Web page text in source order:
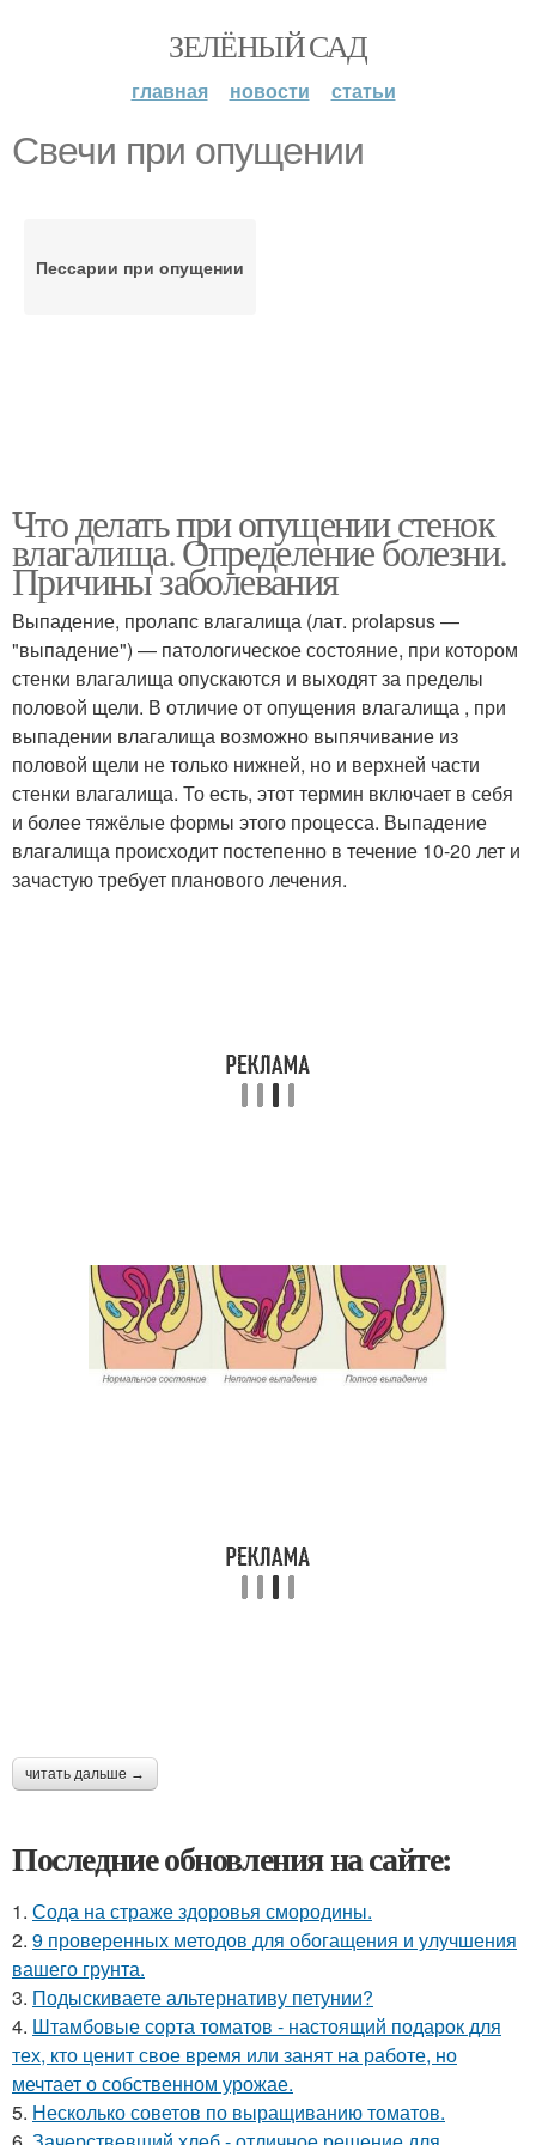
ЗЕЛЁНЫЙ САД
главная новости статьи
Свечи при опущении
Пессарии при опущении
Что делать при опущении стенок
влагалища. Определение болезни.
Причины заболевания
Выпадение, пролапс влагалища (лат. prolapsus —
"выпадение") — патологическое состояние, при котором
стенки влагалища опускаются и выходят за пределы
половой щели. В отличие от опущения влагалища , при
выпадении влагалища возможно выпячивание из
половой щели не только нижней, но и верхней части
стенки влагалища. То есть, этот термин включает в себя
и более тяжёлые формы этого процесса. Выпадение
влагалища происходит постепенно в течение 10-20 лет и
зачастую требует планового лечения.
читать дальше →
Последние обновления на сайте:
1. Сода на страже здоровья смородины.
2. 9 проверенных методов для обогащения и улучшения
вашего грунта.
3. Подыскиваете альтернативу петунии?
4. Штамбовые сорта томатов - настоящий подарок для
тех, кто ценит свое время или занят на работе, но
мечтает о собственном урожае.
5. Несколько советов по выращиванию томатов.